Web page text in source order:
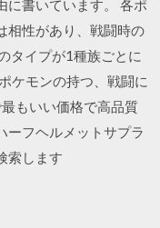
に書いています。 各ポ
相性があり、戦闘時の
タイプが1種族ごとに
ケモンの持つ、戦闘に
もいい価格で高品質
ーフヘルメットサプラ
索します